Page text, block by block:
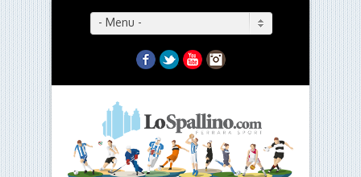
- Menu -
Facebook
TwitterYouTubeInstagram